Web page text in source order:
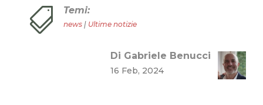
 Temi:
news| Ultime notizie
Di Gabriele Benucci
16 Feb, 2024